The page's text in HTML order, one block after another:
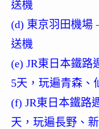
送機
(d) 東京羽田機場
送機
(e) JR東日本鐵路
5天，玩遍青森、
(f) JR東日本鐵路
天，玩遍長野、